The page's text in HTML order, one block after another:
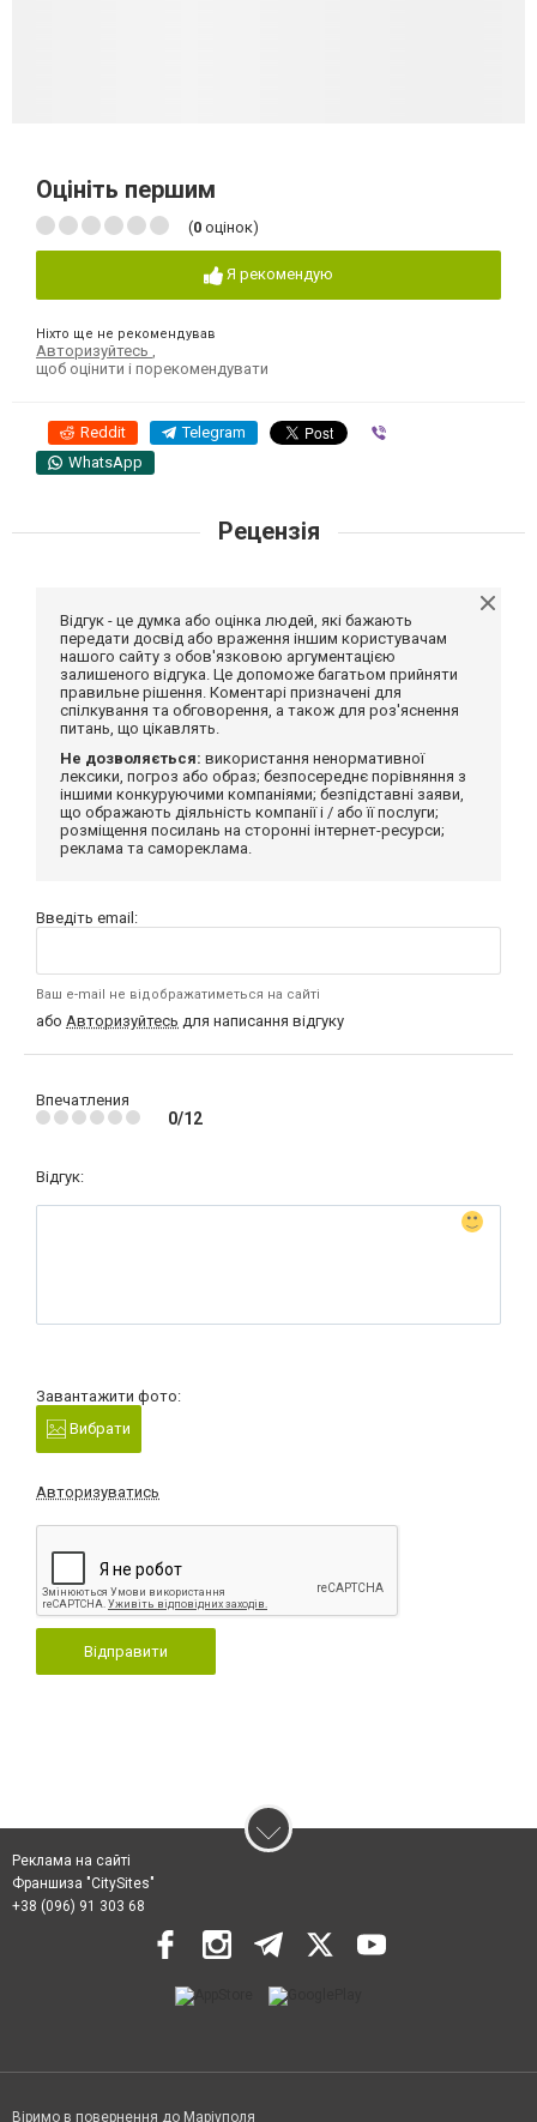
Оцініть першим
(0 оцінок)
Я рекомендую
Ніхто ще не рекомендував
Авторизуйтесь
щоб оцінити і порекомендувати
Reddit Telegram
WhatsApp
Рецензія
Відгук - це думка або оцінка людей, які бажають
передати досвід або враження іншим користувачам
нашого сайту з обов'язковою аргументацією
залишеного відгука. Це допоможе багатьом прийняти
правильне рішення. Коментарі призначені для
спілкування та обговорення, а також для роз'яснення
питань, що цікавлять.
Не дозволяється: використання ненормативної
лексики, погроз або образ; безпосереднє порівняння з
іншими конкуруючими компаніями; безпідставні заяви,
що ображають діяльність компанії і / або її послуги;
розміщення посилань на сторонні інтернет-ресурси;
реклама та самореклама.
Введіть email:
Ваш e-mail не відображатиметься на сайті
або Авторизуйтесь для написання відгуку
Впечатления
0/12
Відгук:
Завантажити фото:
Вибрати
Авторизуватись
Відправити
Реклама на сайті
Франшиза "CitySites"
+38 (096) 91 303 68
Віримо в повернення до Маріуполя